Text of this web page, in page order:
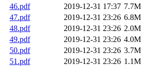
46.pdf
2019-12-31 17:37 7.7M
47.pdf
2019-12-31 23:26 6.8M
48.pdf
2019-12-31 23:26 2.0M
49.pdf
2019-12-31 23:26 4.0M
50.pdf
2019-12-31 23:26 3.7M
51.pdf
2019-12-31 23:26 1.1M